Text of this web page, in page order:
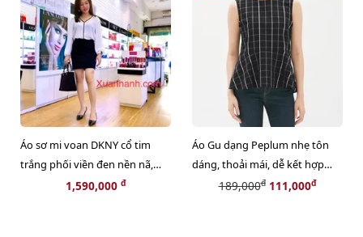
Áo sơ mi voan DKNY cổ tim
trắng phối viền đen nền nã,
sang trọng
Size M
1,590,000 đ
Áo Gu dạng Peplum nhẹ tôn
dáng, thoải mái, dễ kết hợp
hợp đồ, BLACK, size L
189,000đ111,000đ